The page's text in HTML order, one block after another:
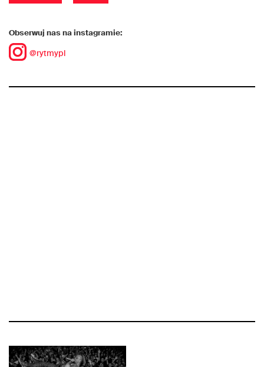
Obserwuj nas na instagramie:
@rytmypl